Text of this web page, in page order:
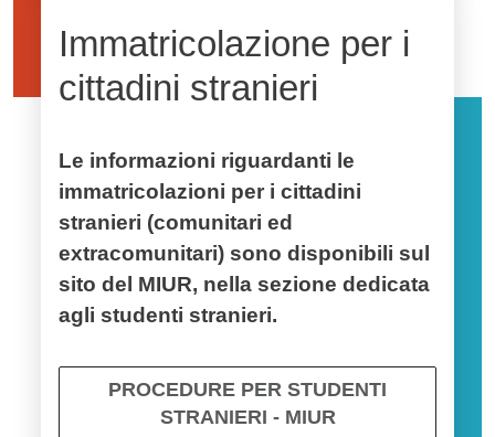
Immatricolazione per i
cittadini stranieri
Le informazioni riguardanti le
immatricolazioni per i cittadini
stranieri (comunitari ed
extracomunitari) sono disponibili sul
sito del MIUR, nella sezione dedicata
agli studenti stranieri.
PROCEDURE PER STUDENTI
STRANIERI - MIUR